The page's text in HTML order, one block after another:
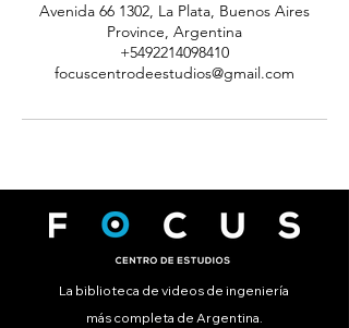
Avenida 66 1302, La Plata, Buenos Aires
Province, Argentina
+5492214098410
focuscentrodeestudios@gmail.com
La biblioteca de videos de ingeniería
más completa de Argentina.